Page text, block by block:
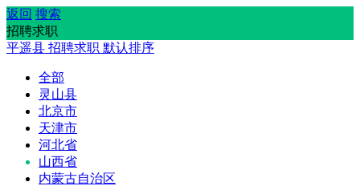
返回 搜索
招聘求职
平遥县 招聘求职 默认排序
全部
灵山县
北京市
天津市
河北省
山西省
内蒙古自治区